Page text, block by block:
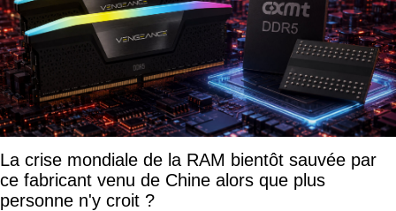
La crise mondiale de la RAM bientôt sauvée par
ce fabricant venu de Chine alors que plus
personne n'y croit ?